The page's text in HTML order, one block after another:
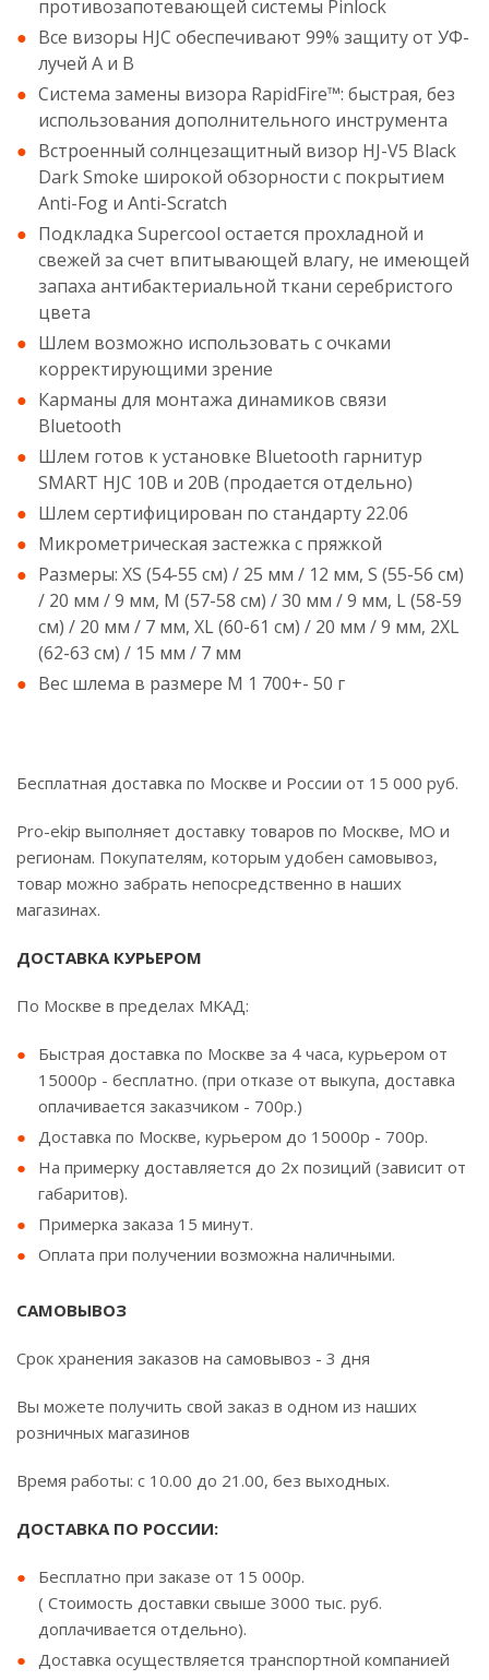
противозапотевающей системы Pinlock
Все визоры HJC обеспечивают 99% защиту от УФ-
лучей A и B
Система замены визора RapidFire™: быстрая, без
использования дополнительного инструмента
Встроенный солнцезащитный визор HJ-V5 Black
Dark Smoke широкой обзорности с покрытием
Anti-Fog и Anti-Scratch
Подкладка Supercool остается прохладной и
свежей за счет впитывающей влагу, не имеющей
запаха антибактериальной ткани серебристого
цвета
Шлем возможно использовать с очками
корректирующими зрение
Карманы для монтажа динамиков связи
Bluetooth
Шлем готов к установке Bluetooth гарнитур
SMART HJC 10B и 20B (продается отдельно)
Шлем сертифицирован по стандарту 22.06
Микрометрическая застежка с пряжкой
Размеры: XS (54-55 см) / 25 мм / 12 мм, S (55-56 см)
/ 20 мм / 9 мм, M (57-58 см) / 30 мм / 9 мм, L (58-59
см) / 20 мм / 7 мм, XL (60-61 см) / 20 мм / 9 мм, 2XL
(62-63 см) / 15 мм / 7 мм
Вес шлема в размере M 1 700+- 50 г
Бесплатная доставка по Москве и России от 15 000 руб.
Pro-ekip выполняет доставку товаров по Москве, МО и
регионам. Покупателям, которым удобен самовывоз,
товар можно забрать непосредственно в наших
магазинах.
ДОСТАВКА КУРЬЕРОМ
По Москве в пределах МКАД:
Быстрая доставка по Москве за 4 часа, курьером от
15000р - бесплатно. (при отказе от выкупа, доставка
оплачивается заказчиком - 700р.)
Доставка по Москве, курьером до 15000р - 700р.
На примерку доставляется до 2х позиций (зависит от
габаритов).
Примерка заказа 15 минут.
Оплата при получении возможна наличными.
САМОВЫВОЗ
Срок хранения заказов на самовывоз - 3 дня
Вы можете получить свой заказ в одном из наших
розничных магазинов
Время работы: с 10.00 до 21.00, без выходных.
ДОСТАВКА ПО РОССИИ:
Бесплатно при заказе от 15 000р.
( Стоимость доставки свыше 3000 тыс. руб.
доплачивается отдельно).
Доставка осуществляется транспортной компанией